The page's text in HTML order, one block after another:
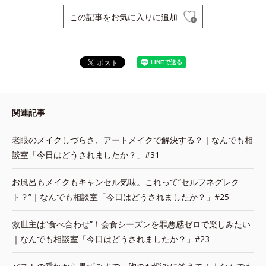
この記事をお気に入りに追加
関連記事
老眼のメイクしづらさ、アートメイクで解決する？｜なんでも相
談室「今日はどうされましたか？」#31
お風呂もメイクもキャンセル気味。これって“セルフネグレク
ト？”｜なんでも相談室「今日はどうされましたか？」#25
救世主は“食べ合わせ”！会食シーズンを罪悪感ゼロで楽しみたい
｜なんでも相談室「今日はどうされましたか？」#23